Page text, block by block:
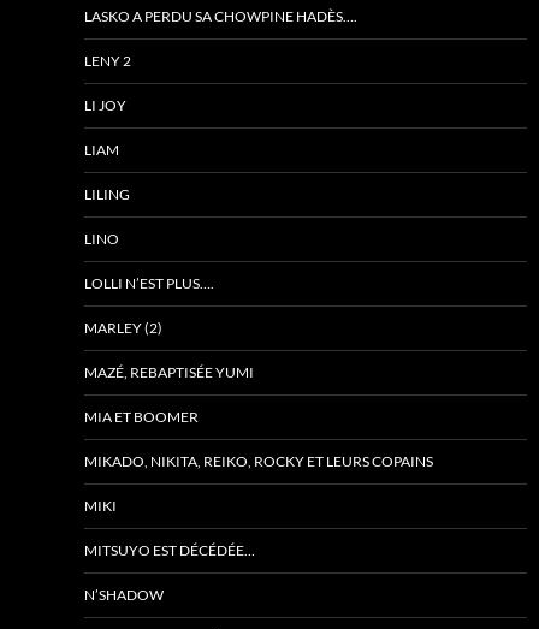
LASKO A PERDU SA CHOWPINE HADÈS….
LENY 2
LI JOY
LIAM
LILING
LINO
LOLLI N’EST PLUS….
MARLEY (2)
MAZÉ, REBAPTISÉE YUMI
MIA ET BOOMER
MIKADO, NIKITA, REIKO, ROCKY ET LEURS COPAINS
MIKI
MITSUYO EST DÉCÉDÉE…
N’SHADOW